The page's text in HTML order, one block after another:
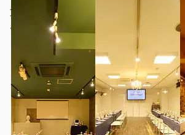
貸切ダイニング＆貸しスペース リリーバンケ
リリーバンケット 栄 伏見店 貸切ダイニング＆貸